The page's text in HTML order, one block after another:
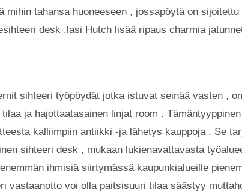
tahansa huoneeseen , jossapöytä on
desk ,lasi Hutch lisää ripaus charmia
sihteeri työpöydät jotka istuvat seinää vasten ,
ja hajottaatasainen linjat room .
kalliimpiin antiikki -ja lähetys kauppoja . Se
sihteeri desk , mukaan lukienavattavasta
ihmisiä siirtymässä kaupunkialueille
vastaanotto voi olla paitsisuuri tilaa säästyy